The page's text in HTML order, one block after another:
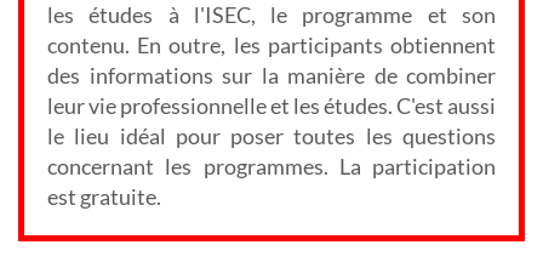
les études à l'ISEC, le programme et son
contenu. En outre, les participants obtiennent
des informations sur la manière de combiner
leur vie professionnelle et les études. C'est aussi
le lieu idéal pour poser toutes les questions
concernant les programmes. La participation
est gratuite.